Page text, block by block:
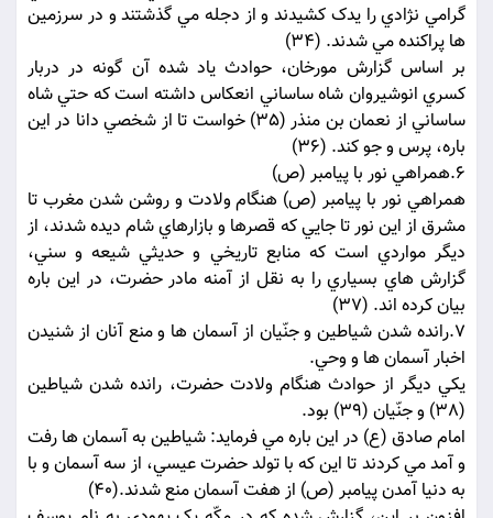
گرامي نژادي را يدک کشيدند و از دجله مي گذشتند و در سرزمين
ها پراکنده مي شدند. (34)
بر اساس گزارش مورخان، حوادث ياد شده آن گونه در دربار
کسري انوشيروان شاه ساساني انعکاس داشته است که حتي شاه
ساساني از نعمان بن منذر (35) خواست تا از شخصي دانا در اين
باره، پرس و جو کند. (36)
6.همراهي نور با پيامبر (ص)
همراهي نور با پيامبر (ص) هنگام ولادت و روشن شدن مغرب تا
مشرق از اين نور تا جايي که قصرها و بازارهاي شام ديده شدند، از
ديگر مواردي است که منابع تاريخي و حديثي شيعه و سني،
گزارش هاي بسياري را به نقل از آمنه مادر حضرت، در اين باره
بيان کرده اند. (37)
7.رانده شدن شياطين و جنّيان از آسمان ها و منع آنان از شنيدن
اخبار آسمان ها و وحي.
يکي ديگر از حوادث هنگام ولادت حضرت، رانده شدن شياطين
(38) و جنّيان (39) بود.
امام صادق (ع) در اين باره مي فرمايد: شياطين به آسمان ها رفت
و آمد مي کردند تا اين که با تولد حضرت عيسي، از سه آسمان و با
به دنيا آمدن پيامبر (ص) از هفت آسمان منع شدند.(40)